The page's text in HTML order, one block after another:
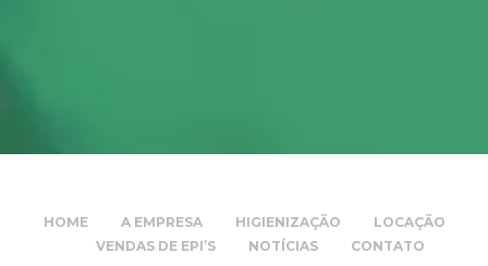
HOME A EMPRESA HIGIENIZAÇÃO
LOCAÇÃO
VENDAS DE EPI’S
NOTÍCIAS CONTATO